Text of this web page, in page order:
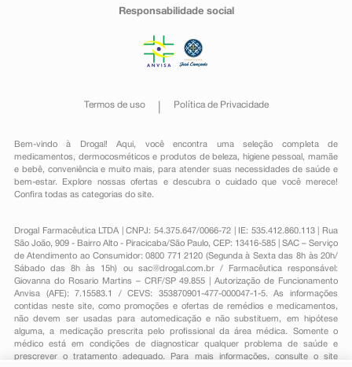
Responsabilidade social
Termos de uso Política de Privacidade
Bem-vindo à Drogal! Aqui, você encontra uma seleção completa de
medicamentos , dermocosméticos e produtos de beleza, higiene pessoal ,mamãe
e bebê, conveniênciae muito mais, para atender suas necessidades de saúde e
bem-estar. Explore nossas ofertas e descubra o cuidado que você merece!
Confira todas as categorias do site.
Drogal Farmacêutica LTDA | CNPJ: 54.375.647/0066-72 | IE: 535.412.860.113 | Rua
São João, 909 - Bairro Alto - Piracicaba/São Paulo, CEP: 13416-585 | SAC – Serviço
de Atendimento ao Consumidor: 0800 771 2120 (Segunda à Sexta das 8h às 20h/
Sábado das 8h às 15h) ou sac@drogal.com.br/ Farmacêutica responsável:
Giovanna do Rosario Martins – CRF/SP 49.855 | Autorização de Funcionamento
Anvisa (AFE): 7.15583.1 / CEVS: 353870901-477-000047-1-5. As informações
contidas neste site, como promoções e ofertas de remédios e medicamentos,
não devem ser usadas para automedicação e não substituem, em hipótese
alguma, a medicação prescrita pelo profissional da área médica. Somente o
médico está em condições de diagnosticar qualquer problema de saúde e
prescrever o tratamento adequado. Para mais informações, consulte o site